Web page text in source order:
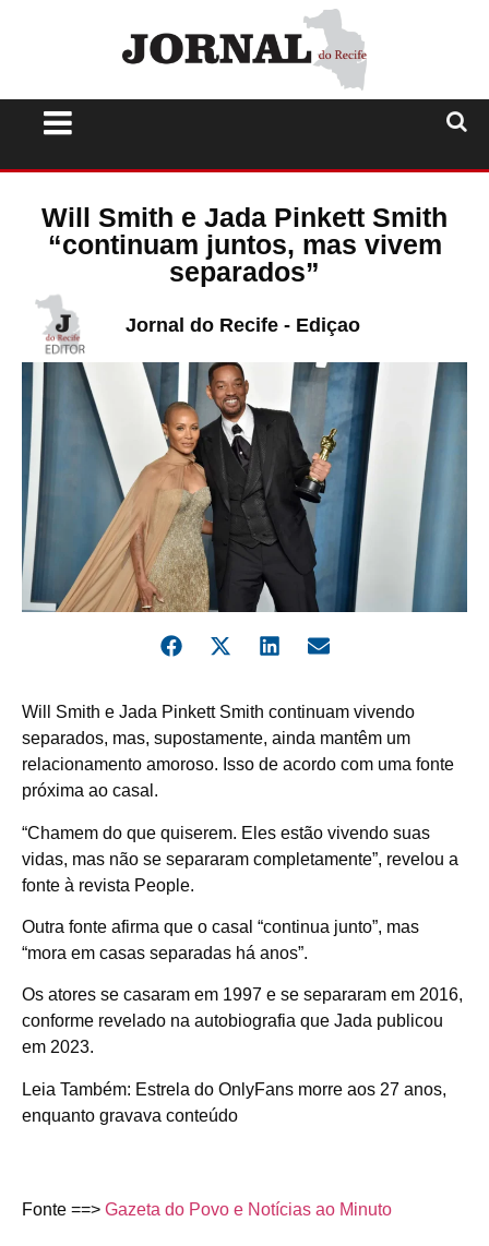
Will Smith e Jada Pinkett Smith
“continuam juntos, mas vivem
separados”
Jornal do Recife - Ediçao
Will Smith e Jada Pinkett Smith continuam vivendo
separados, mas, supostamente, ainda mantêm um
relacionamento amoroso. Isso de acordo com uma fonte
próxima ao casal.
“Chamem do que quiserem. Eles estão vivendo suas
vidas, mas não se separaram completamente”, revelou a
fonte à revista People.
Outra fonte afirma que o casal “continua junto”, mas
“mora em casas separadas há anos”.
Os atores se casaram em 1997 e se separaram em 2016,
conforme revelado na autobiografia que Jada publicou
em 2023.
Leia Também: Estrela do OnlyFans morre aos 27 anos,
enquanto gravava conteúdo
Fonte ==> Gazeta do Povo e Notícias ao Minuto